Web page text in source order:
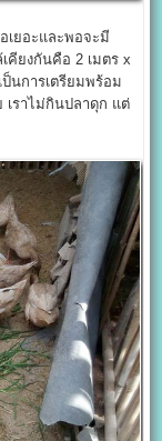
ยอะและพอจะมี
คียงกันคือ 2 เมตร x
นการเตรียมพร้อม
เราไม่กินปลาดุก แต่